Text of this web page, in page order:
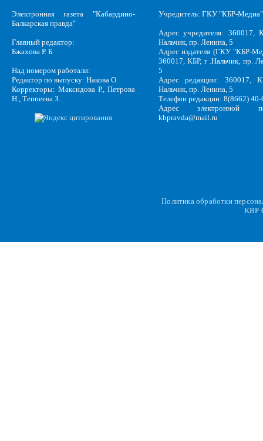
Электронная газета "Кабардино-
Балкарская правда"
Главный редактор:
Бжахова Р. Б.
Над номером работали:
Редактор по выпуску: Накова О.
Корректоры: Максидова Р., Петрова
Н., Теппеева З.
Учредитель: ГКУ "КБР-Медиа"
Адрес учредителя: 360017,
Нальчик, пр. Ленина, 5
Адрес издателя (ГКУ "КБР-
360017, КБР, г .Нальчик, пр.
5
Адрес редакции: 360017,
Нальчик, пр. Ленина, 5
Телефон редакции: 8(8662)
Адрес электронной
kbpravda@mail.ru
Политика обработки
KBP